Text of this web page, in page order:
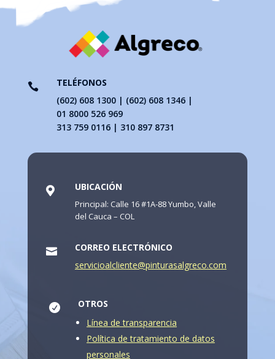

TELÉFONOS
(602) 608 1300 | (602) 608 1346 |
01 8000 526 969
313 759 0116 | 310 897 8731
 UBICACIÓN
Principal: Calle 16 #1A-88 Yumbo, Valle
del Cauca – COL

CORREO ELECTRÓNICO
servicioalcliente@pinturasalgreco.com

OTROS
Línea de transparencia
Política de tratamiento de datos
personales